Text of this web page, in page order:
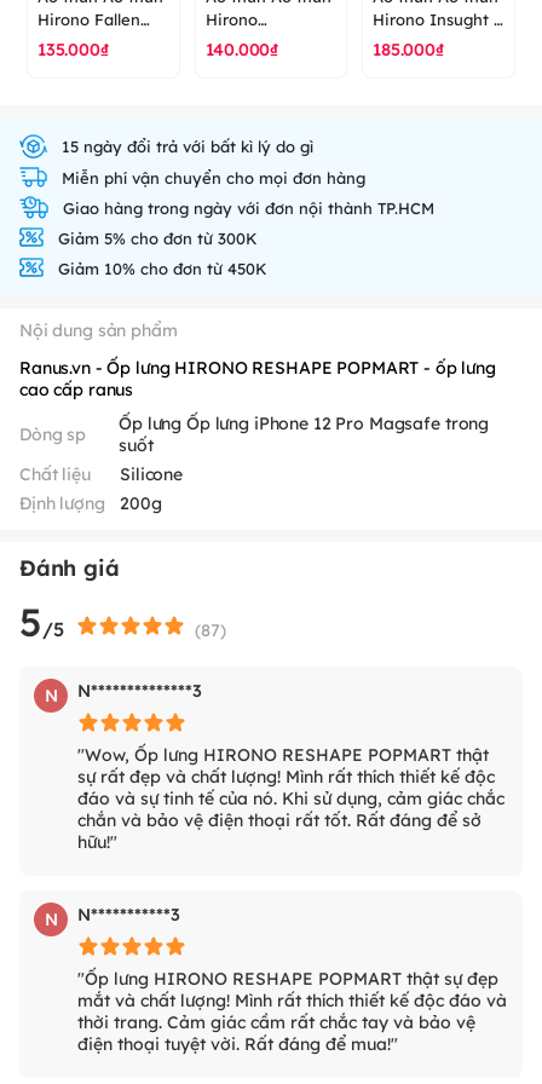
Hirono Fallen
Angel - City of
135.000₫
Hirono
Destroyer -
ranus
140.000₫
Hirono Insught -
City of Mercy
185.000₫
15 ngày đổi trả với bất kì lý do gì
Miễn phí vận chuyển cho mọi đơn hàng
Giao hàng trong ngày với đơn nội thành TP.HCM
Giảm 5% cho đơn từ 300K
Giảm 10% cho đơn từ 450K
Nội dung sản phẩm
Ranus.vn - Ốp lưng HIRONO RESHAPE POPMART - ốp lưng
cao cấp ranus
Dòng sp
Ốp lưng Ốp lưng iPhone 12 Pro Magsafe trong
suốt
Chất liệu
Silicone
Định lượng
200g
Đánh giá
5/5 (87)
N N**************3
"Wow, Ốp lưng HIRONO RESHAPE POPMART thật
sự rất đẹp và chất lượng! Mình rất thích thiết kế độc
đáo và sự tinh tế của nó. Khi sử dụng, cảm giác chắc
chắn và bảo vệ điện thoại rất tốt. Rất đáng để sở
hữu!"
N N***********3
"Ốp lưng HIRONO RESHAPE POPMART thật sự đẹp
mắt và chất lượng! Mình rất thích thiết kế độc đáo và
thời trang. Cảm giác cầm rất chắc tay và bảo vệ
điện thoại tuyệt vời. Rất đáng để mua!"